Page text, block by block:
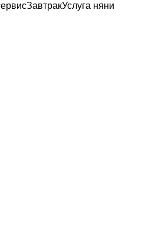
ЗавтракУслуга няни